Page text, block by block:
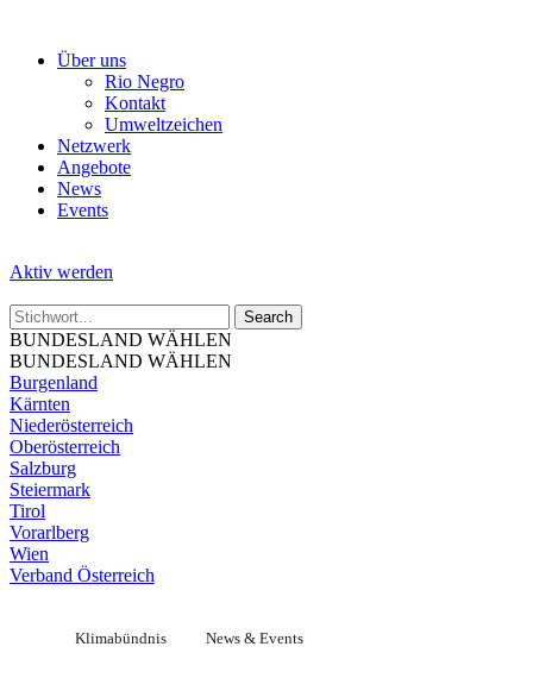
Über uns
Rio Negro
Kontakt
Umweltzeichen
Netzwerk
Angebote
News
Events
Aktiv werden
BUNDESLAND WÄHLEN
BUNDESLAND WÄHLEN
Burgenland
Kärnten
Niederösterreich
Oberösterreich
Salzburg
Steiermark
Tirol
Vorarlberg
Wien
Verband Österreich
Klimabündnis News & Events